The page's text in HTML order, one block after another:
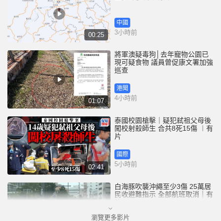
00:25
中國
3小時前
01:07
將軍澳疑毒狗│去年寵物公園已
現可疑食物 議員曾促康文署加強
巡查
港聞
4小時前
02:41
泰國校園槍擊｜疑犯弒祖父母後
闖校射殺師生 合共8死15傷 ︱有
片
國際
5小時前
白海豚吹襲沖繩至少3傷 25萬居
民收避難指示 全部航班取消｜有
瀏覽更多影片